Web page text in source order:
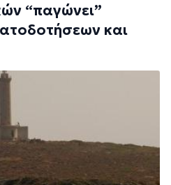
“παγώνει”
και